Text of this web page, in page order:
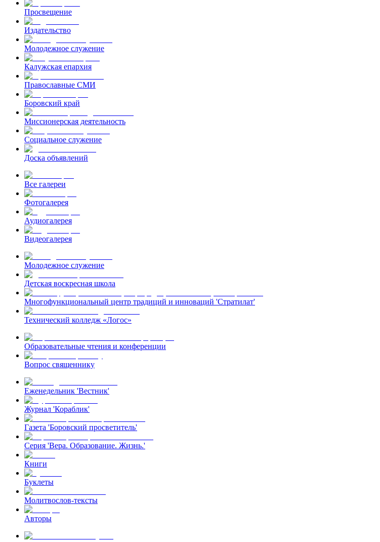
Просвещение
Издательство
Молодежное служение
Калужская епархия
Православные СМИ
Боровский край
Миссионерская деятельность
Социальное служение
Доска объявлений
Все галереи
Фотогалерея
Аудиогалерея
Видеогалерея
Молодежное служение
Детская воскресная школа
Многофункциональный центр традиций и инноваций 'Стратилат'
Технический колледж «Логос»
Образовательные чтения и конференции
Вопрос священнику
Еженедельник 'Вестник'
Журнал 'Кораблик'
Газета 'Боровский просветитель'
Серия 'Вера. Образование. Жизнь.'
Книги
Буклеты
Молитвослов-тексты
Авторы